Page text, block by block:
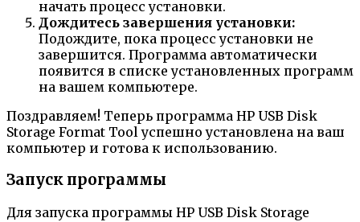
начать процесс установки.
Дождитесь завершения установки:
Подождите, пока процесс установки не
завершится. Программа автоматически
появится в списке установленных программ
на вашем компьютере.
Поздравляем! Теперь программа HP USB Disk
Storage Format Tool успешно установлена на ваш
компьютер и готова к использованию.
Запуск программы
Для запуска программы HP USB Disk Storage